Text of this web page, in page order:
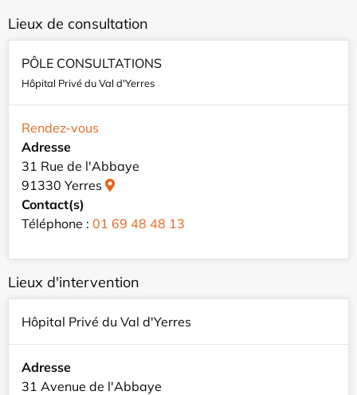
Lieux de consultation
PÔLE CONSULTATIONS
Hôpital Privé du Val d'Yerres
Rendez-vous
Adresse
31 Rue de l'Abbaye
91330 Yerres
Contact(s)
Téléphone : 01 69 48 48 13
Lieux d'intervention
Hôpital Privé du Val d'Yerres
Adresse
31 Avenue de l'Abbaye